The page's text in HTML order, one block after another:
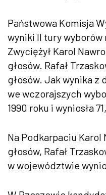
Państwowa Komisja
wyniki II tury wyborów
Zwyciężył Karol
głosów. Rafał
głosów. Jak wynika z
we wczorajszych
1990 roku i wyniosła
Na Podkarpaciu Karol
głosów, Rafał
w województwie